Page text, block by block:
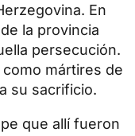
En
la provincia
persecución.
mártires de
su sacrificio.
que allí fueron